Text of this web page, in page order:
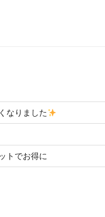
なりました
トでお得に